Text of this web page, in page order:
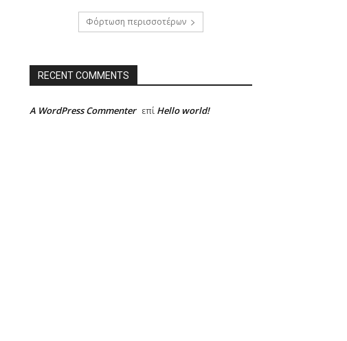
Φόρτωση περισσοτέρων
RECENT COMMENTS
A WordPress Commenter επί Hello world!